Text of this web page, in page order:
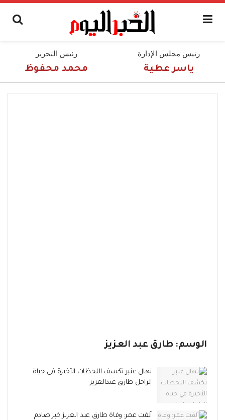
رئيس مجلس الإدارة
ياسر عطية
رئيس التحرير
محمد محفوظ
الوسم: طارق عبد العزيز
نهال عنبر تكشف اللحظات الأخيرة في حياة
الراحل طارق عبدالعزيز
ألفت عمر: وفاة طارق عبد العزيز خبر صادم